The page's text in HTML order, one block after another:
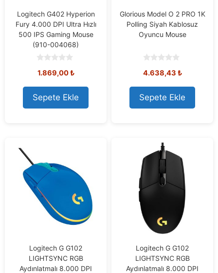
Logitech G402 Hyperion
Fury 4.000 DPI Ultra Hızlı
500 IPS Gaming Mouse
(910-004068)
o
t
o
f
5
1.869,00₺
Sepete Ekle
Glorious Model O 2 PRO 1K
Polling Siyah Kablosuz
Oyuncu Mouse
o
t
o
f
5
4.638,43 ₺
Sepete Ekle
Logitech G G102
LIGHTSYNC RGB
Aydınlatmalı 8.000 DPI
Logitech G G102
LIGHTSYNC RGB
Aydınlatmalı 8.000 DPI